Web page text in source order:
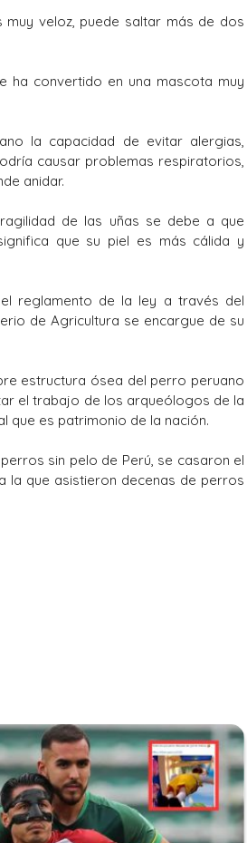
veloz, puede saltar más de dos
ha convertido en una mascota muy
la capacidad de evitar alergias,
causar problemas respiratorios,
anidar.
de las uñas se debe a que
que su piel es más cálida y
reglamento de la ley a través del
de Agricultura se encargue de su
estructura ósea del perro peruano
el trabajo de los arqueólogos de la
que es patrimonio de la nación.
sin pelo de Perú, se casaron el
la que asistieron decenas de perros